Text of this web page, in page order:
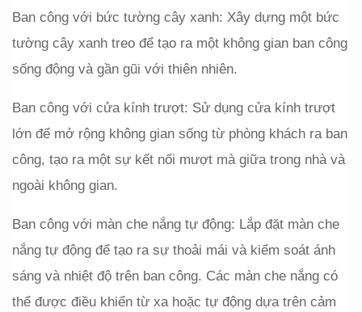
Ban công với bức tường cây xanh: Xây dựng một bức
tường cây xanh treo để tạo ra một không gian ban công
sống động và gần gũi với thiên nhiên.
Ban công với cửa kính trượt: Sử dụng cửa kính trượt
lớn để mở rộng không gian sống từ phòng khách ra ban
công, tạo ra một sự kết nối mượt mà giữa trong nhà và
ngoài không gian.
Ban công với màn che nắng tự động: Lắp đặt màn che
nắng tự động để tạo ra sự thoải mái và kiểm soát ánh
sáng và nhiệt độ trên ban công. Các màn che nắng có
thể được điều khiển từ xa hoặc tự động dựa trên cảm